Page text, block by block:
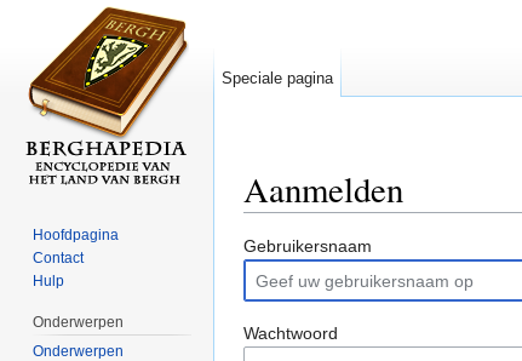
Aanmelden
Gebruikersnaam
Wachtwoord
Speciale pagina
Hoofdpagina
Contact
Hulp
Onderwerpen
Onderwerpen